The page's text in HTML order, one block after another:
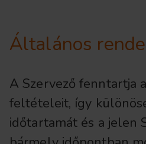
Általános
A Szervező fenntartja
feltételeit, így
időtartamát és a jelen